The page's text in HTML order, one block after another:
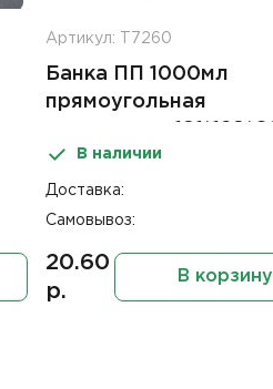
Артикул: Т7260
Банка ПП 1000мл
прямоугольная
б/крышки с к/замком
144шт В
В наличии
Доставка:
Самовывоз:
20.60
р.
В корзину